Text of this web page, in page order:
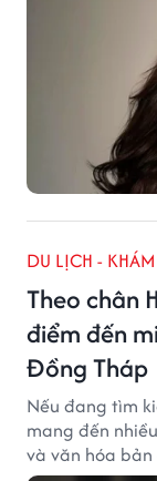
DU LỊCH -
Theo chân
điểm đến
Đồng Tháp
Nếu đang tìm
mang đến
và văn hóa